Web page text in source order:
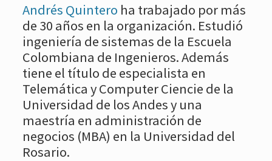
Andrés Quintero ha trabajado por más
de 30 años en la organización. Estudió
ingeniería de sistemas de la Escuela
Colombiana de Ingenieros. Además
tiene el título de especialista en
Telemática y Computer Ciencie de la
Universidad de los Andes y una
maestría en administración de
negocios (MBA) en la Universidad del
Rosario.